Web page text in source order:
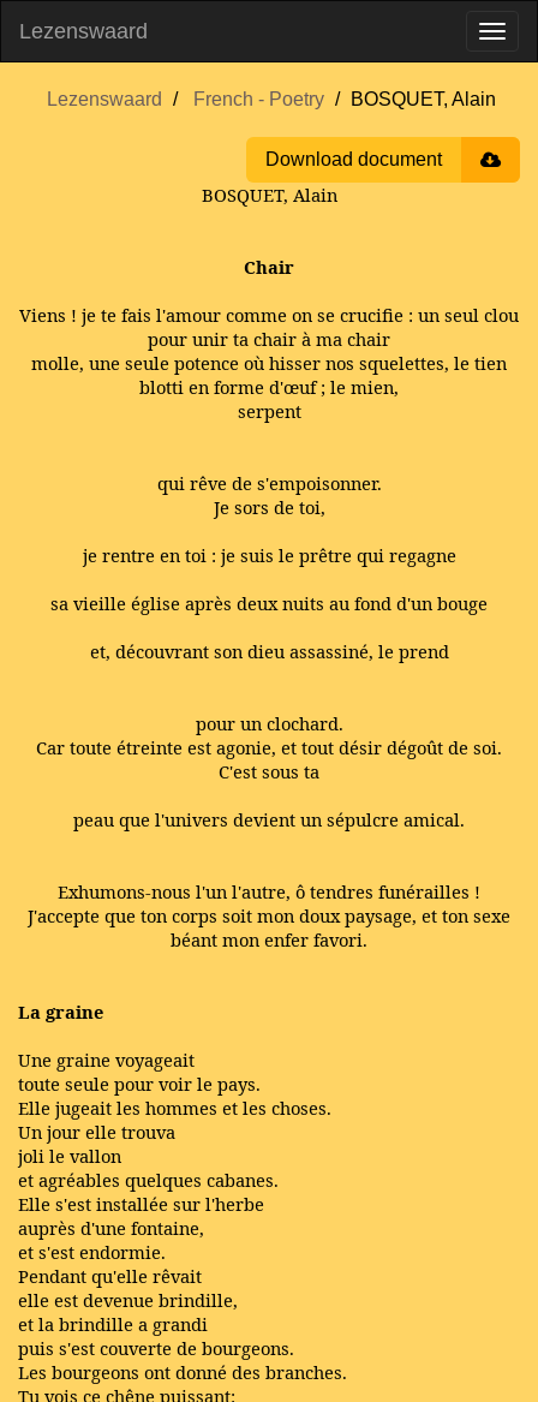
Lezenswaard
Lezenswaard French - Poetry BOSQUET, Alain
Download document
BOSQUET, Alain
Chair
Viens ! je te fais l'amour comme on se crucifie : un seul clou
pour unir ta chair à ma chair
molle, une seule potence où hisser nos squelettes, le tien
blotti en forme d'œuf ; le mien,
serpent
qui rêve de s'empoisonner.
Je sors de toi,
je rentre en toi : je suis le prêtre qui regagne
sa vieille église après deux nuits au fond d'un bouge
et, découvrant son dieu assassiné, le prend
pour un clochard.
Car toute étreinte est agonie, et tout désir dégoût de soi.
C'est sous ta
peau que l'univers devient un sépulcre amical.
Exhumons-nous l'un l'autre, ô tendres funérailles !
J'accepte que ton corps soit mon doux paysage, et ton sexe
béant mon enfer favori.
La graine
Une graine voyageait
toute seule pour voir le pays.
Elle jugeait les hommes et les choses.
Un jour elle trouva
joli le vallon
et agréables quelques cabanes.
Elle s'est installée sur l'herbe
auprès d'une fontaine,
et s'est endormie.
Pendant qu'elle rêvait
elle est devenue brindille,
et la brindille a grandi
puis s'est couverte de bourgeons.
Les bourgeons ont donné des branches.
Tu vois ce chêne puissant: